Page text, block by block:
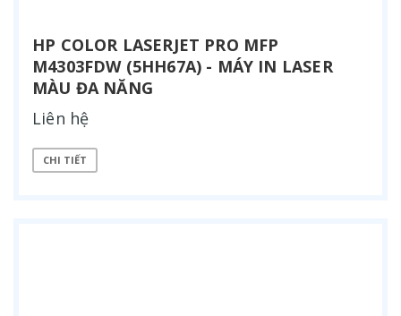
HP COLOR LASERJET PRO MFP
M4303FDW (5HH67A) - MÁY IN LASER
MÀU ĐA NĂNG
Liên hệ
CHI TIẾT